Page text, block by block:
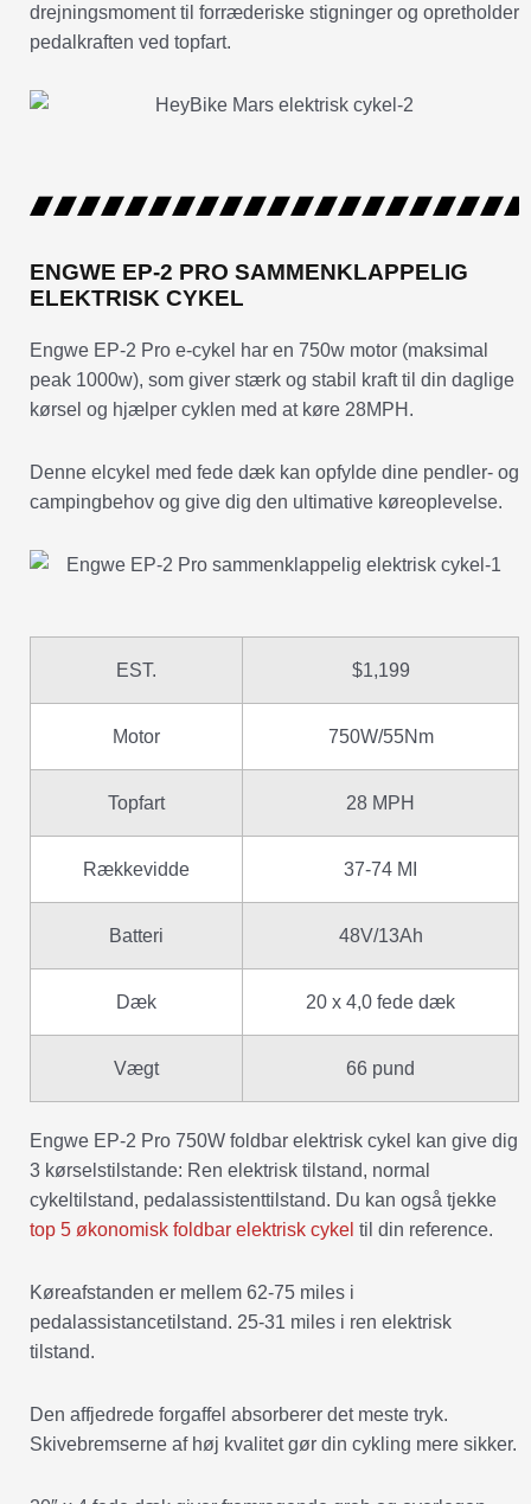
drejningsmoment til forræderiske stigninger og opretholder
pedalkraften ved topfart.
ENGWE EP-2 PRO SAMMENKLAPPELIG
ELEKTRISK CYKEL
Engwe EP-2 Pro e-cykel har en 750w motor (maksimal
peak 1000w), som giver stærk og stabil kraft til din daglige
kørsel og hjælper cyklen med at køre 28MPH.
Denne elcykel med fede dæk kan opfylde dine pendler- og
campingbehov og give dig den ultimative køreoplevelse.
EST. $1,199
Motor 750W/55Nm
Topfart 28 MPH
Rækkevidde 37-74 MI
Batteri 48V/13Ah
Dæk 20 x 4,0 fede dæk
Vægt 66 pund
Engwe EP-2 Pro 750W foldbar elektrisk cykel kan give dig
3 kørselstilstande: Ren elektrisk tilstand, normal
cykeltilstand, pedalassistenttilstand. Du kan også tjekke
top 5 økonomisk foldbar elektrisk cykel til din reference.
Køreafstanden er mellem 62-75 miles i
pedalassistancetilstand. 25-31 miles i ren elektrisk
tilstand.
Den affjedrede forgaffel absorberer det meste tryk.
Skivebremserne af høj kvalitet gør din cykling mere sikker.